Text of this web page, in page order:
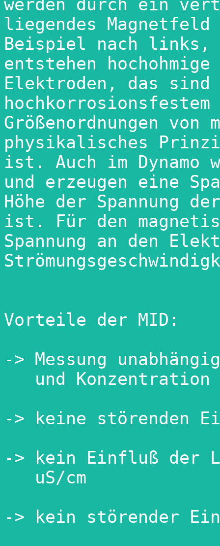
werden durch ein
liegendes
Beispiel nach links,
entstehen
Elektroden, das
Größenordnungen
physikalisches
ist. Auch im Dynamo
und erzeugen eine
Höhe der Spannung
ist. Für den
Spannung an den
Vorteile der MID:
-> Messung
   und Konzentration
-> keine störenden
-> kein Einfluß der
   uS/cm
-> kein störender